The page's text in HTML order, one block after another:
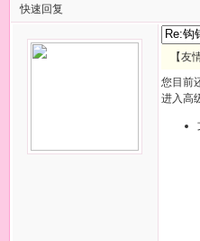
快速回复
【友
您目前
进入高